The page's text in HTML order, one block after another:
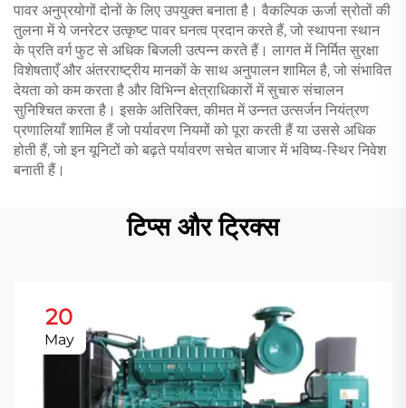
पावर अनुप्रयोगों दोनों के लिए उपयुक्त बनाता है। वैकल्पिक ऊर्जा स्रोतों की
तुलना में ये जनरेटर उत्कृष्ट पावर घनत्व प्रदान करते हैं, जो स्थापना स्थान
के प्रति वर्ग फुट से अधिक बिजली उत्पन्न करते हैं। लागत में निर्मित सुरक्षा
विशेषताएँ और अंतरराष्ट्रीय मानकों के साथ अनुपालन शामिल है, जो संभावित
देयता को कम करता है और विभिन्न क्षेत्राधिकारों में सुचारु संचालन
सुनिश्चित करता है। इसके अतिरिक्त, कीमत में उन्नत उत्सर्जन नियंत्रण
प्रणालियाँ शामिल हैं जो पर्यावरण नियमों को पूरा करती हैं या उससे अधिक
होती हैं, जो इन यूनिटों को बढ़ते पर्यावरण सचेत बाजार में भविष्य-स्थिर निवेश
बनाती हैं।
टिप्स और ट्रिक्स
20
May